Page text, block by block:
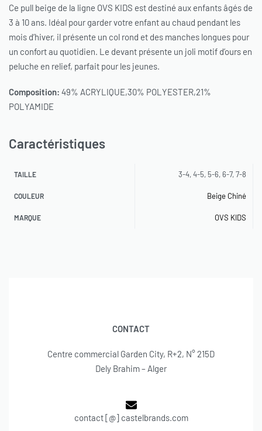
Ce pull beige de la ligne OVS KIDS est destiné aux enfants âgés de
3 à 10 ans. Idéal pour garder votre enfant au chaud pendant les
mois d’hiver, il présente un col rond et des manches longues pour
un confort au quotidien. Le devant présente un joli motif d’ours en
peluche en relief, parfait pour les jeunes.
Composition: 49% ACRYLIQUE,30% POLYESTER,21%
POLYAMIDE
Caractéristiques
TAILLE 3-4, 4-5, 5-6, 6-7, 7-8
COULEUR Beige Chiné
MARQUE OVS KIDS
CONTACT
Centre commercial Garden City, R+2, N° 215D
Dely Brahim – Alger
contact [@] castelbrands.com